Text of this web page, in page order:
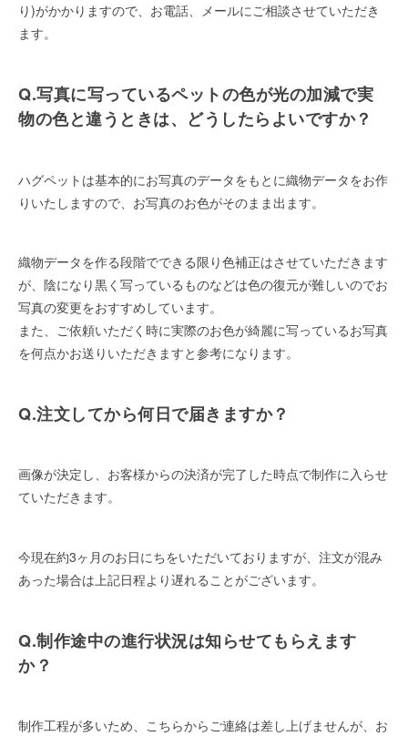
り)がかかりますので、お電話、メールにご相談させていただき
ます。
Q.写真に写っているペットの色が光の加減で実
物の色と違うときは、どうしたらよいですか？
ハグペットは基本的にお写真のデータをもとに織物データをお作
りいたしますので、お写真のお色がそのまま出ます。
織物データを作る段階でできる限り色補正はさせていただきます
が、陰になり黒く写っているものなどは色の復元が難しいのでお
写真の変更をおすすめしています。
また、ご依頼いただく時に実際のお色が綺麗に写っているお写真
を何点かお送りいただきますと参考になります。
Q.注文してから何日で届きますか？
画像が決定し、お客様からの決済が完了した時点で制作に入らせ
ていただきます。
今現在約3ヶ月のお日にちをいただいておりますが、注文が混み
あった場合は上記日程より遅れることがございます。
Q.制作途中の進行状況は知らせてもらえます
か？
制作工程が多いため、こちらからご連絡は差し上げませんが、お